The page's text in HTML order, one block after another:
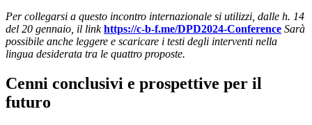
Per collegarsi a questo incontro internazionale si utilizzi, dalle h. 14
del 20 gennaio, il link https://c-b-f.me/DPD2024-Conference Sarà
possibile anche leggere e scaricare i testi degli interventi nella
lingua desiderata tra le quattro proposte.
Cenni conclusivi e prospettive per il
futuro